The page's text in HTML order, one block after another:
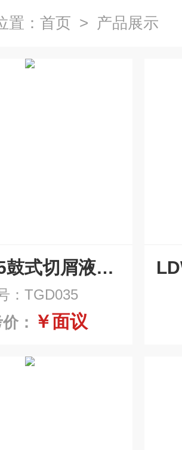
置： 首页 > 产品展示
TGD035鼓式切屑液油纸分过滤机
：TGD035
： ￥面议